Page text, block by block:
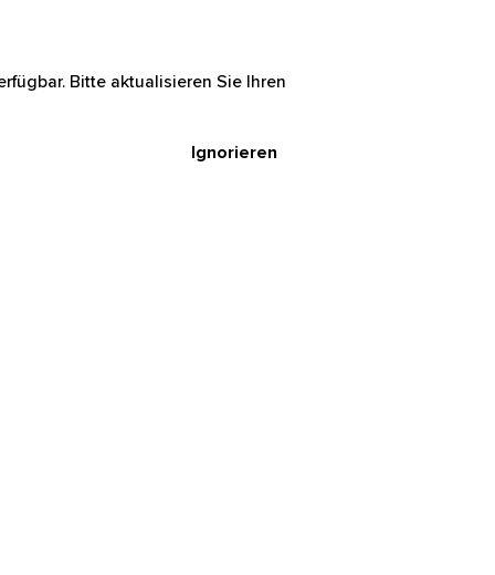
Bitte aktualisieren Sie Ihren
Ignorieren